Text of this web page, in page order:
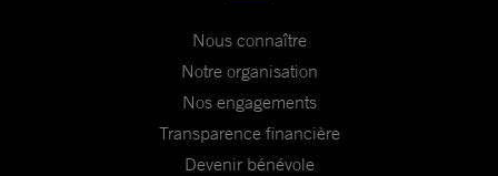
Nous connaître
Notre organisation
Nos engagements
Transparence financière
Devenir bénévole